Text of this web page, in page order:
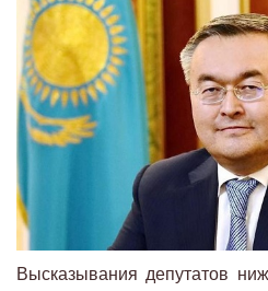
Высказывания депутатов